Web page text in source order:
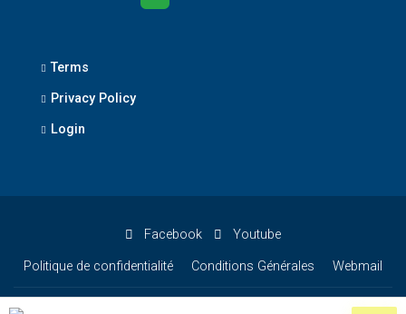
Terms
Privacy Policy
Login
Facebook Youtube
Politique de confidentialité Conditions Générales Webmail